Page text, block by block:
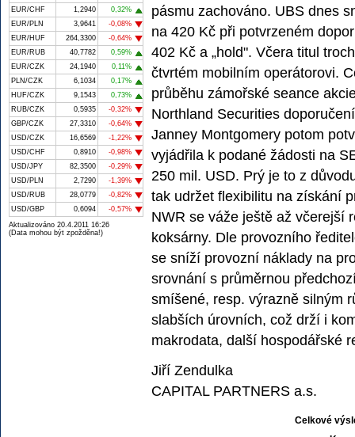
pásmu zachováno. UBS dnes
na 420 Kč při potvrzeném
402 Kč a „hold". Včera titul
čtvrtém mobilním operátorovi.
průběhu zámořské seance
Northland Securities
Janney Montgomery potom
vyjádřila k podané žádosti na
250 mil. USD. Prý je to z
tak udržet flexibilitu na získání
NWR se váže ještě až včerejší
koksárny. Dle provozního
se sníží provozní náklady na
srovnání s průměrnou
smíšené, resp. výrazně silným
slabších úrovních, což drží i
makrodata, další hospodářské
Jiří Zendulka
CAPITAL PARTNERS a.s.
Celkové
EUR/CHF
1,2940
0,32%
EUR/PLN
3,9641
-0,08%
EUR/HUF
264,3300
-0,64%
EUR/RUB
40,7782
0,59%
EUR/CZK
24,1940
0,11%
PLN/CZK
6,1034
0,17%
HUF/CZK
9,1543
0,73%
RUB/CZK
0,5935
-0,32%
GBP/CZK
27,3310
-0,64%
USD/CZK
16,6569
-1,22%
USD/CHF
0,8910
-0,98%
USD/JPY
82,3500
-0,29%
USD/PLN
2,7290
-1,39%
USD/RUB
28,0779
-0,82%
USD/GBP
0,6094
-0,57%
Aktualizováno 20.4.2011 16:26
(Data mohou být zpožděna!)